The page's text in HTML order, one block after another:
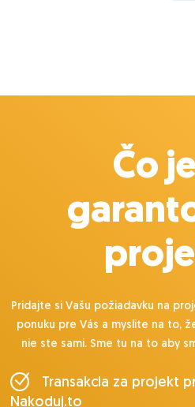
Čo
Pridajte si Vašu požiadavku na
ponuku pre Vás a myslite na to,
nie ste sami. Sme tu na to aby
Transakcia za projekt
Nakoduj.to